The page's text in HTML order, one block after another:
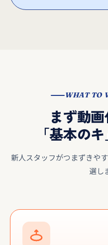
WHAT TO
まず動画
「基本の
新人スタッフがつまずきや
選し